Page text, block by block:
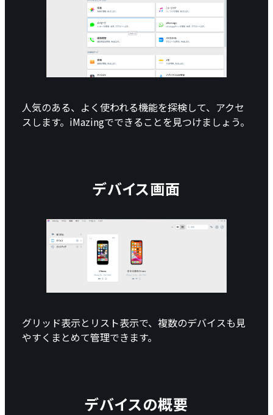
人気のある、よく使われる機能を探検して、アクセ
スします。iMazingでできることを見つけましょう。
デバイス画面
グリッド表示とリスト表示で、複数のデバイスも見
やすくまとめて管理できます。
デバイスの概要